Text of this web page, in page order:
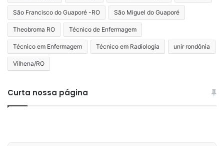
São Francisco do Guaporé -RO São Miguel do Guaporé
Theobroma RO Técnico de Enfermagem
Técnico em Enfermagem Técnico em Radiologia unir rondônia
Vilhena/RO
Curta nossa página